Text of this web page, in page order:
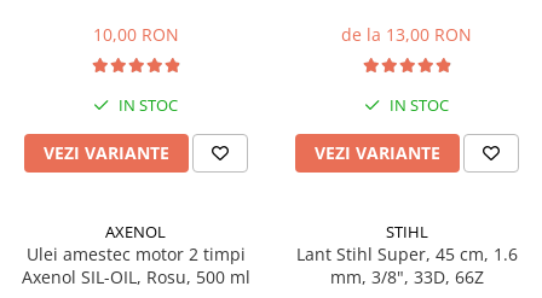
Tractoare si Utilaje agricole
Accesorii utilaje de gradina
Articole de bucatarie
Afumatoare
Masini de framantat aluat
10,00 RON
IN STOC
VEZI VARIANTE
de la 13,00 RON
IN STOC
VEZI VARIANTE
AXENOL
Ulei amestec motor 2 timpi
Axenol SIL-OIL, Rosu, 500 ml
STIHL
Lant Stihl Super, 45 cm, 1.6
mm, 3/8", 33D, 66Z